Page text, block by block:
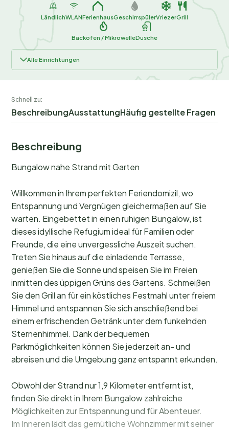
LändlichWLANFerienhausGeschirrspülerVriezerGrill
Backofen / MikrowelleDusche
Alle Einrichtungen
Schnell zu:
BeschreibungAusstattungHäufig gestellte Fragen
Beschreibung
Bungalow nahe Strand mit Garten
Willkommen in Ihrem perfekten Feriendomizil, wo
Entspannung und Vergnügen gleichermaßen auf Sie
warten. Eingebettet in einen ruhigen Bungalow, ist
dieses idyllische Refugium ideal für Familien oder
Freunde, die eine unvergessliche Auszeit suchen.
Treten Sie hinaus auf die einladende Terrasse,
genießen Sie die Sonne und speisen Sie im Freien
inmitten des üppigen Grüns des Gartens. Schmeißen
Sie den Grill an für ein köstliches Festmahl unter freiem
Himmel und entspannen Sie sich anschließend bei
einem erfrischenden Getränk unter dem funkelnden
Sternenhimmel. Dank der bequemen
Parkmöglichkeiten können Sie jederzeit an- und
abreisen und die Umgebung ganz entspannt erkunden.
Obwohl der Strand nur 1,9 Kilometer entfernt ist,
finden Sie direkt in Ihrem Bungalow zahlreiche
Möglichkeiten zur Entspannung und für Abenteuer.
Im Inneren lädt das gemütliche Wohnzimmer mit seiner